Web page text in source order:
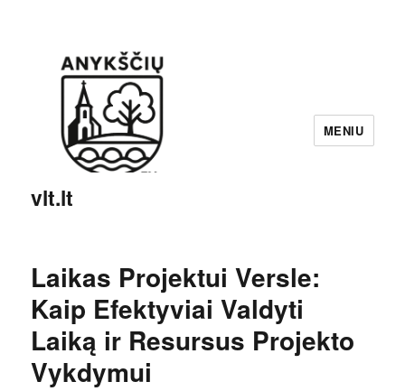
vlt.lt
MENIU
Laikas Projektui Versle:
Kaip Efektyviai Valdyti
Laiką ir Resursus Projekto
Vykdymui